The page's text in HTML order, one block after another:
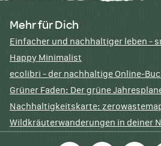
Mehr für Dich
Einfacher und nachhaltiger leben -
Happy Minimalist
ecolibri - der nachhaltige Online-
Grüner Faden: Der grüne
Nachhaltigkeitskarte:
Wildkräuterwanderungen in deiner